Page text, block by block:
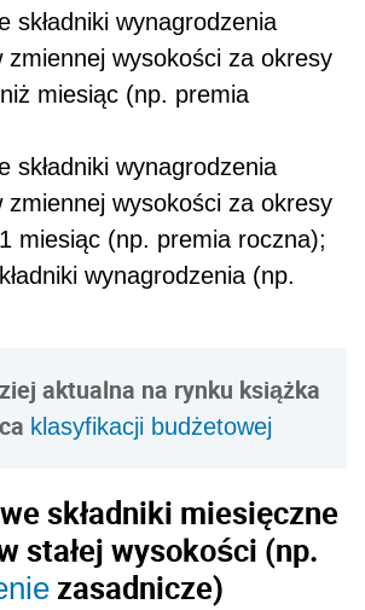
składniki wynagrodzenia
zmiennej wysokości za okresy
miesiąc (np. premia
składniki wynagrodzenia
zmiennej wysokości za okresy
miesiąc (np. premia roczna);
wynagrodzenia (np.
aktualna na rynku książka
klasyfikacji budżetowej
składniki miesięczne
stałej wysokości (np.
zasadnicze)